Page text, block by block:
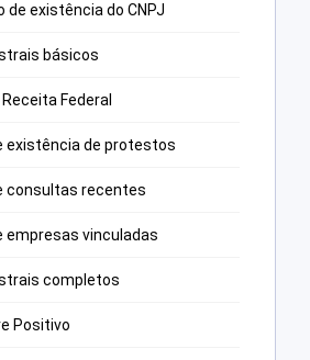
de existência do CNPJ
básicos
Federal
existência de protestos
consultas recentes
empresas vinculadas
completos
Positivo